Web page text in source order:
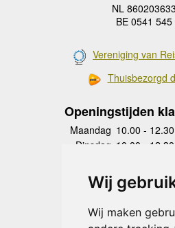
Wij
Wij maken
NL
BE 0541
Vereniging van
Thuisbezorgd
Openingstijden
Maandag 10.00 -
Dinsdag 10.00 -
Donderdag
10.00 -
Vrijdag 10.00 -
Zaterdag
Zondag